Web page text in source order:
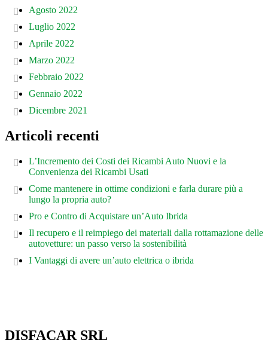
Agosto 2022
Luglio 2022
Aprile 2022
Marzo 2022
Febbraio 2022
Gennaio 2022
Dicembre 2021
Articoli recenti
L’Incremento dei Costi dei Ricambi Auto Nuovi e la
Convenienza dei Ricambi Usati
Come mantenere in ottime condizioni e farla durare più a
lungo la propria auto?
Pro e Contro di Acquistare un’Auto Ibrida
Il recupero e il reimpiego dei materiali dalla rottamazione delle
autovetture: un passo verso la sostenibilità
I Vantaggi di avere un’auto elettrica o ibrida
DISFACAR SRL